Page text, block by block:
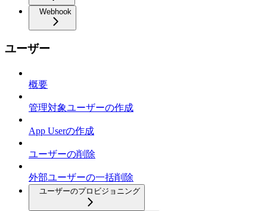
Webhook
ユーザー
概要
管理対象ユーザーの作成
App Userの作成
ユーザーの削除
外部ユーザーの一括削除
ユーザーのプロビジョニング